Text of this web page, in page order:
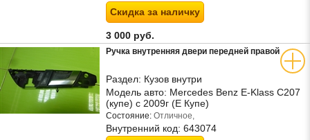
Скидка за наличку
3 000 руб.
Ручка внутренняя двери передней правой
Раздел: Кузов внутри
Модель авто: Mercedes Benz E-Klass C207
(купе) с 2009г (Е Купе)
Состояние: Отличное,
Внутренний код: 643074